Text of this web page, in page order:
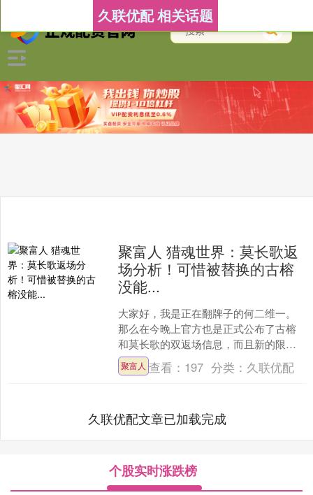
久联优配 相关话题
聚富人 猎魂世界：莫长歌返
场分析！可惜被替换的古榕
没能...
大家好，我是正在翻牌子的何二维一。
那么在今晚上官方也是正式公布了古榕
和莫长歌的双返场信息，而且新的限定
卡池也会延续1个月的时间，一直到6月
中旬，不出意外.......
聚富人 查看： 197 分类： 久联优配
久联优配文章已加载完成
个股实时涨跌榜